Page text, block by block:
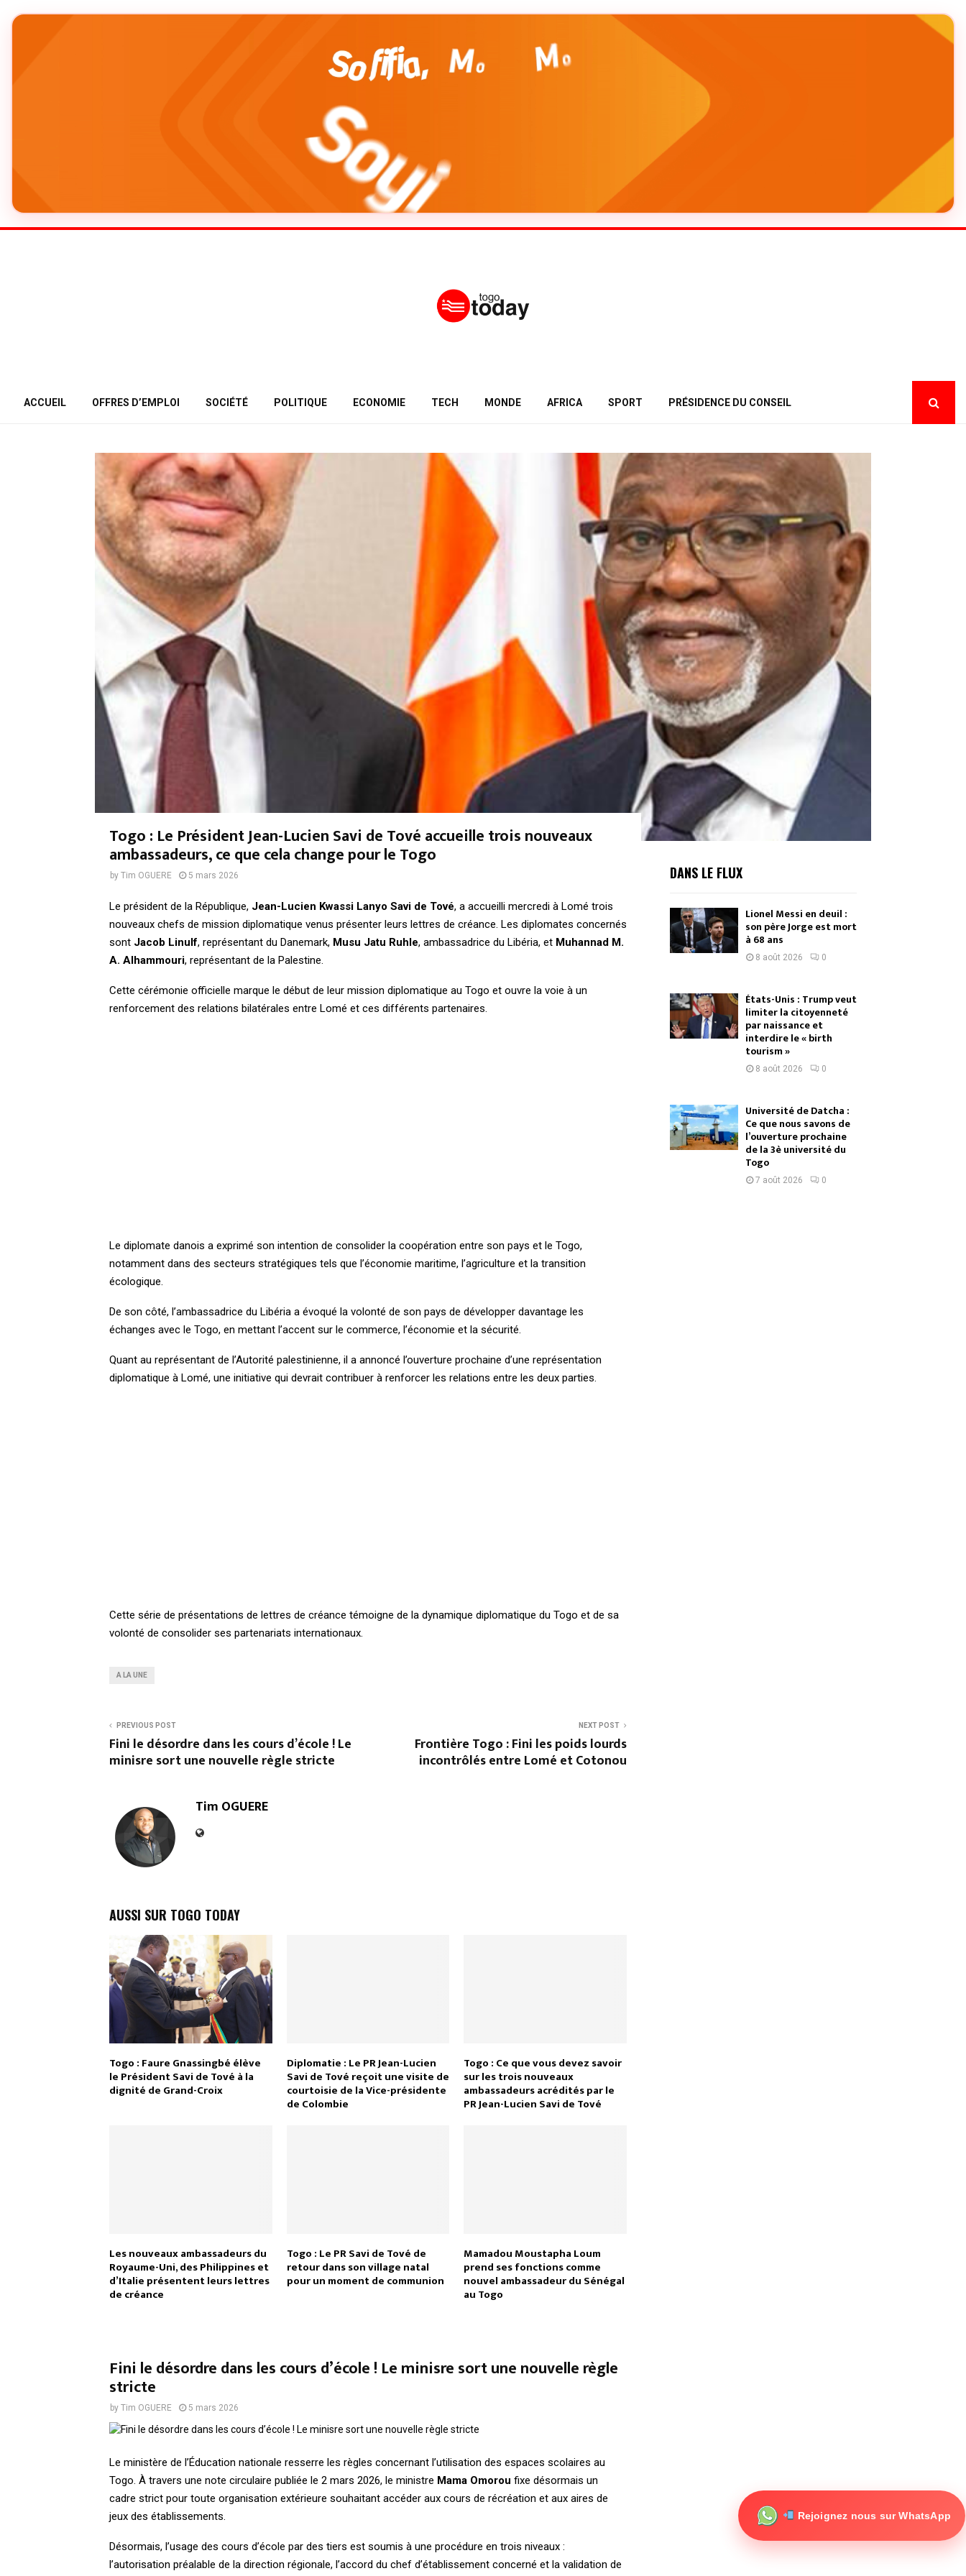
ACCUEIL OFFRES D’EMPLOI SOCIÉTÉ POLITIQUE ECONOMIE TECH MONDE AFRICA SPORT PRÉSIDENCE DU CONSEIL
Togo : Le Président Jean-Lucien Savi de Tové accueille trois nouveaux
ambassadeurs, ce que cela change pour le Togo
by Tim OGUERE 5 mars 2026
Le président de la République, Jean-Lucien Kwassi Lanyo Savi de Tové, a accueilli mercredi à Lomé trois
nouveaux chefs de mission diplomatique venus présenter leurs lettres de créance. Les diplomates concernés
sont Jacob Linulf, représentant du Danemark, Musu Jatu Ruhle, ambassadrice du Libéria, et Muhannad M.
A. Alhammouri, représentant de la Palestine.
Cette cérémonie officielle marque le début de leur mission diplomatique au Togo et ouvre la voie à un
renforcement des relations bilatérales entre Lomé et ces différents partenaires.
Le diplomate danois a exprimé son intention de consolider la coopération entre son pays et le Togo,
notamment dans des secteurs stratégiques tels que l’économie maritime, l’agriculture et la transition
écologique.
De son côté, l’ambassadrice du Libéria a évoqué la volonté de son pays de développer davantage les
échanges avec le Togo, en mettant l’accent sur le commerce, l’économie et la sécurité.
Quant au représentant de l’Autorité palestinienne, il a annoncé l’ouverture prochaine d’une représentation
diplomatique à Lomé, une initiative qui devrait contribuer à renforcer les relations entre les deux parties.
Cette série de présentations de lettres de créance témoigne de la dynamique diplomatique du Togo et de sa
volonté de consolider ses partenariats internationaux.
A LA UNE
PREVIOUS POST
Fini le désordre dans les cours d’école ! Le
minisre sort une nouvelle règle stricte
NEXT POST
Frontière Togo : Fini les poids lourds
incontrôlés entre Lomé et Cotonou
Tim OGUERE
AUSSI SUR TOGO TODAY
Togo : Faure Gnassingbé élève
le Président Savi de Tové à la
dignité de Grand-Croix
Diplomatie : Le PR Jean-Lucien
Savi de Tové reçoit une visite de
courtoisie de la Vice-présidente
de Colombie
Togo : Ce que vous devez savoir
sur les trois nouveaux
ambassadeurs acrédités par le
PR Jean-Lucien Savi de Tové
Les nouveaux ambassadeurs du
Royaume-Uni, des Philippines et
d’Italie présentent leurs lettres
de créance
Togo : Le PR Savi de Tové de
retour dans son village natal
pour un moment de communion
Mamadou Moustapha Loum
prend ses fonctions comme
nouvel ambassadeur du Sénégal
au Togo
Fini le désordre dans les cours d’école ! Le minisre sort une nouvelle règle
stricte
by Tim OGUERE 5 mars 2026
Le ministère de l’Éducation nationale resserre les règles concernant l’utilisation des espaces scolaires au
Togo. À travers une note circulaire publiée le 2 mars 2026, le ministre Mama Omorou fixe désormais un
cadre strict pour toute organisation extérieure souhaitant accéder aux cours de récréation et aux aires de
jeux des établissements.
Désormais, l’usage des cours d’école par des tiers est soumis à une procédure en trois niveaux :
l’autorisation préalable de la direction régionale, l’accord du chef d’établissement concerné et la validation de
DANS LE FLUX
Lionel Messi en deuil :
son père Jorge est mort
à 68 ans
8 août 2026 0
États-Unis : Trump veut
limiter la citoyenneté
par naissance et
interdire le « birth
tourism »
8 août 2026 0
Université de Datcha :
Ce que nous savons de
l’ouverture prochaine
de la 3è université du
Togo
7 août 2026 0
Rejoignez nous sur WhatsApp